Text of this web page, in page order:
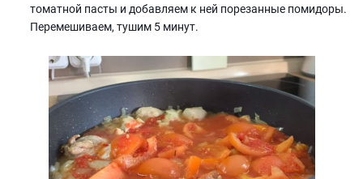
томатной пасты и добавляем к ней порезанные помидоры.
Перемешиваем, тушим 5 минут.